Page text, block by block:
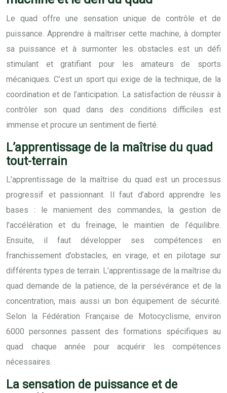
Le quad offre une sensation unique de contrôle et de
puissance. Apprendre à maîtriser cette machine, à dompter
sa puissance et à surmonter les obstacles est un défi
stimulant et gratifiant pour les amateurs de sports
mécaniques. C’est un sport qui exige de la technique, de la
coordination et de l’anticipation. La satisfaction de réussir à
contrôler son quad dans des conditions difficiles est
immense et procure un sentiment de fierté.
L’apprentissage de la maîtrise du quad
tout-terrain
L’apprentissage de la maîtrise du quad est un processus
progressif et passionnant. Il faut d’abord apprendre les
bases : le maniement des commandes, la gestion de
l’accélération et du freinage, le maintien de l’équilibre.
Ensuite, il faut développer ses compétences en
franchissement d’obstacles, en virage, et en pilotage sur
différents types de terrain. L’apprentissage de la maîtrise du
quad demande de la patience, de la persévérance et de la
concentration, mais aussi un bon équipement de sécurité.
Selon la Fédération Française de Motocyclisme, environ
6000 personnes passent des formations spécifiques au
quad chaque année pour acquérir les compétences
nécessaires.
La sensation de puissance et de